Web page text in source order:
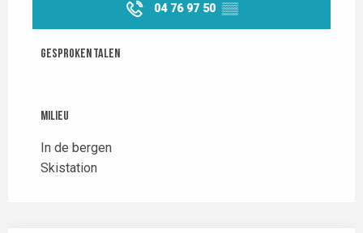
04 76 97 50 ▒▒
Gesproken talen
Gesproken talen
Milieu
Milieu
In de bergen
Skistation